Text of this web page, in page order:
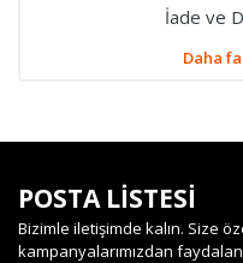
İade ve
Daha
POSTA LİSTESİ
Bizimle iletişimde kalın. Size
kampanyalarımızdan